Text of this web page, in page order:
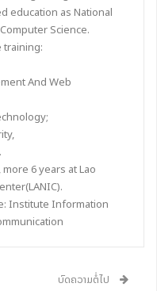
ຂອງພວກເຮົາ.
education as National
Science.
training:
And Web
6 years at Lao
Institute Information
ບົດຄວາມຕໍ່ໄປ